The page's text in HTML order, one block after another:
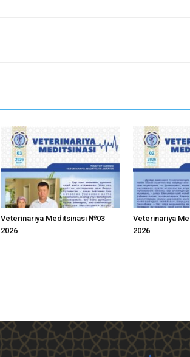
Veterinariya Meditsinasi №03
2026
Veterinariya
2026